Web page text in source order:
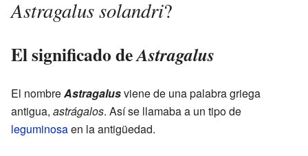
Astragalus solandri?
El significado deAstragalus
El nombreAstragalusviene de una palabra griega
antigua, astrágalos. Así se llamaba a un tipo de
leguminosaen la antigüedad.